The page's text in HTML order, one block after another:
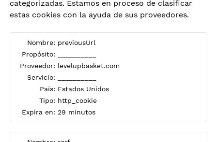
categorizadas. Estamos en proceso de clasificar
estas cookies con la ayuda de sus proveedores.
Nombre: previousUrl
Propósito:
Proveedor: levelupbasket.com
Servicio:
País: Estados Unidos
Tipo: http_cookie
Expira en: 29 minutos